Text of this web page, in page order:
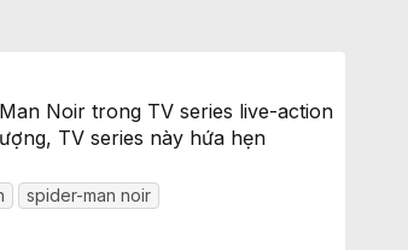
Noir trong TV series live-action
TV series này hứa hẹn
spider-man noir